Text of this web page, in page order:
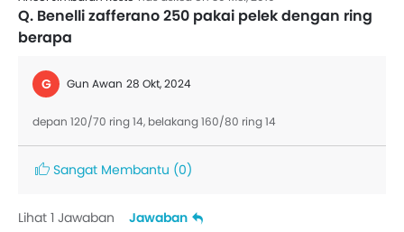
Q. Benelli zafferano 250 pakai pelek dengan ring
berapa
G Gun Awan 28 Okt, 2024
depan 120/70 ring 14, belakang 160/80 ring 14
Sangat Membantu (0)
Lihat 1 Jawaban Jawaban